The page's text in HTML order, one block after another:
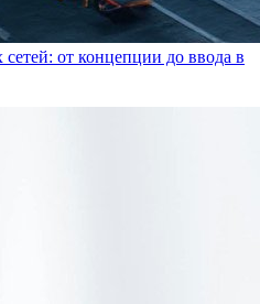
от концепции до ввода в